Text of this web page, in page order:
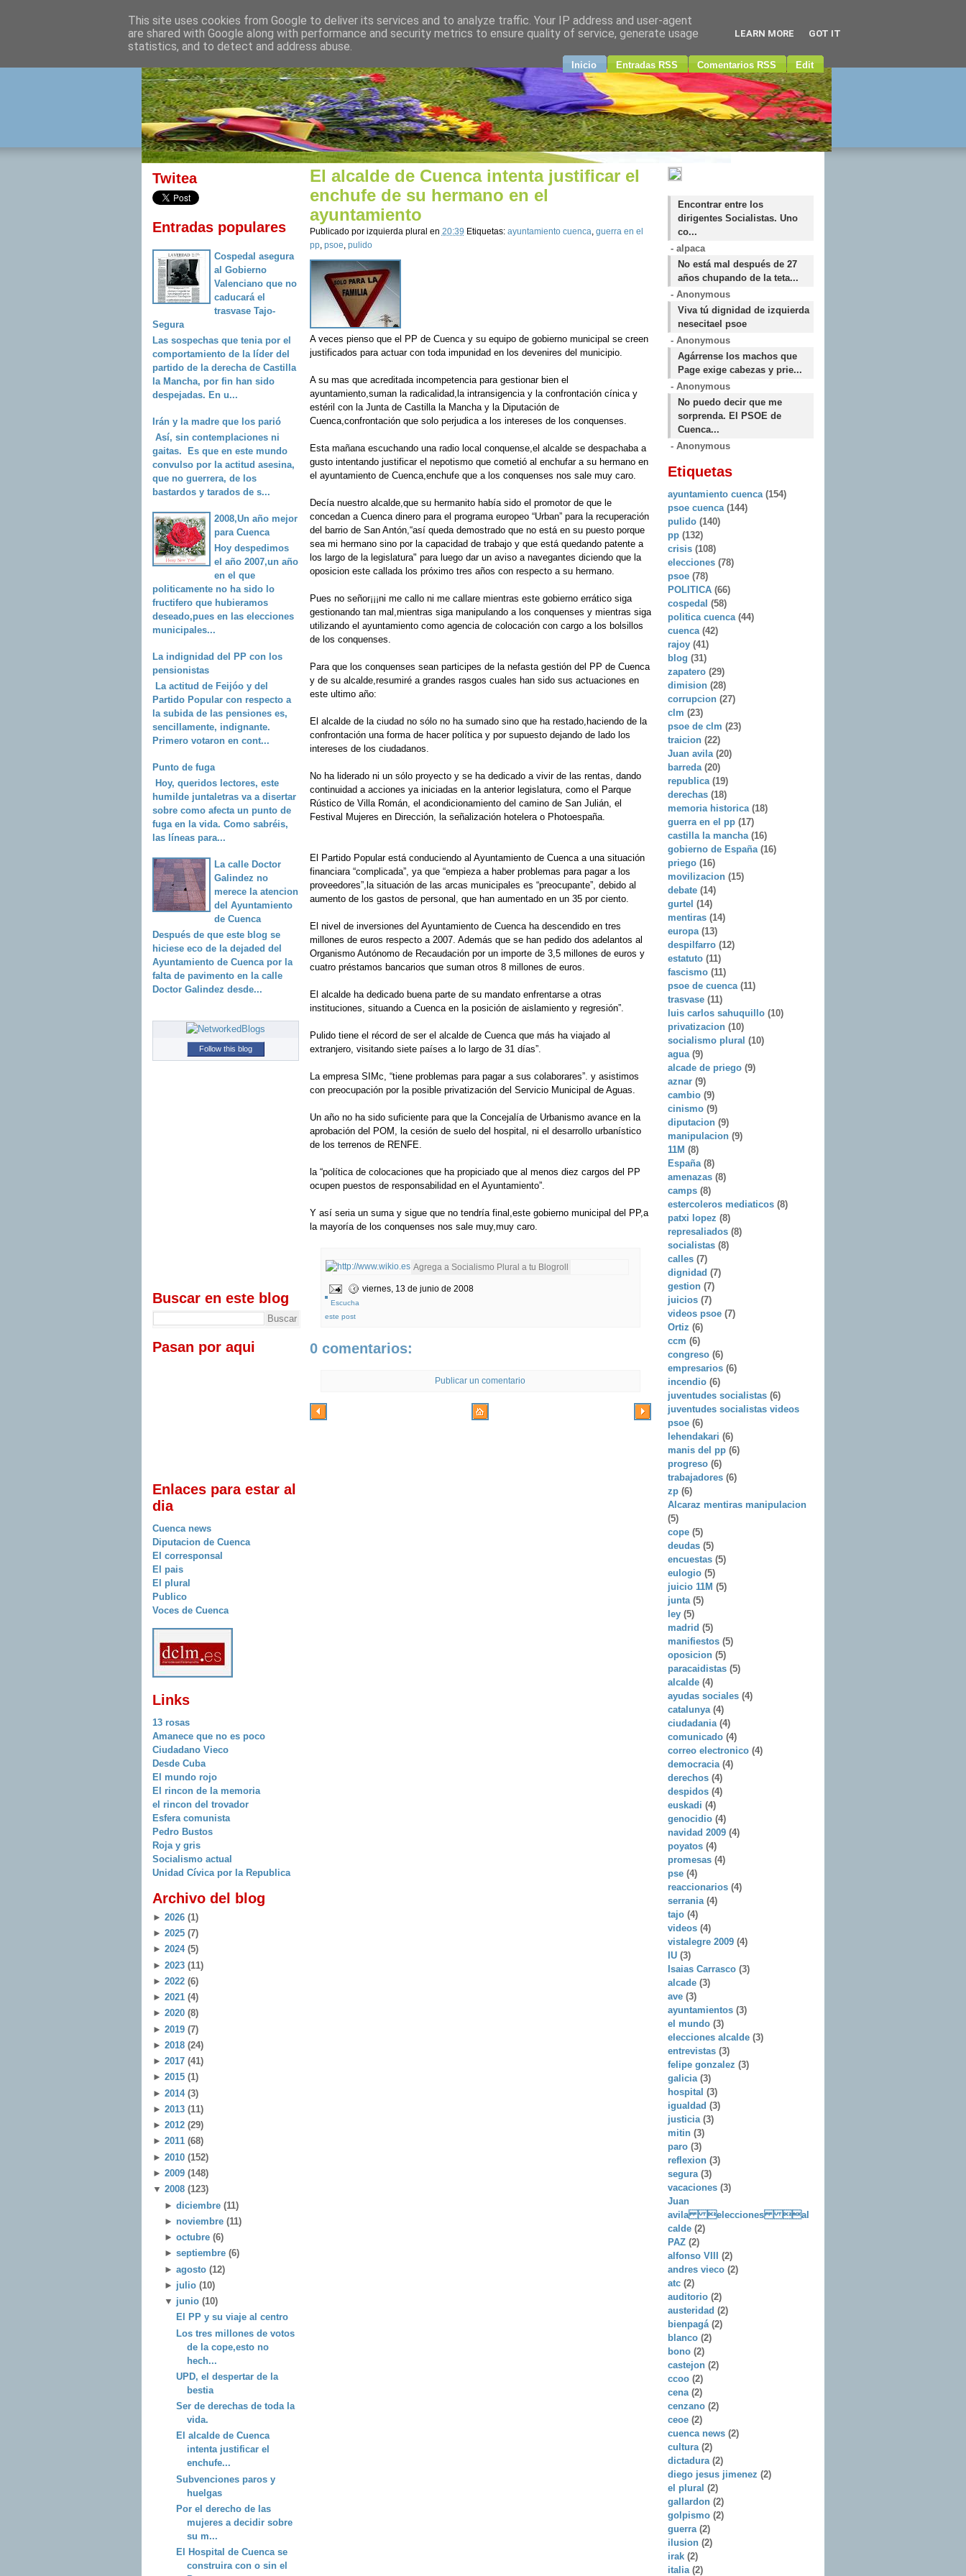
izquierda plural
Inicio Entradas RSS Comentarios RSS Edit
Twitea
Entradas populares
Cospedal asegura
al Gobierno
Valenciano que no
caducará el
trasvase Tajo-
Segura
Las sospechas que tenia por el
comportamiento de la líder del
partido de la derecha de Castilla
la Mancha, por fin han sido
despejadas. En u...
Irán y la madre que los parió
Así, sin contemplaciones ni
gaitas. Es que en este mundo
convulso por la actitud asesina,
que no guerrera, de los
bastardos y tarados de s...
2008,Un año mejor
para Cuenca
Hoy despedimos
el año 2007,un año
en el que
politicamente no ha sido lo
fructifero que hubieramos
deseado,pues en las elecciones
municipales...
La indignidad del PP con los
pensionistas
La actitud de Feijóo y del
Partido Popular con respecto a
la subida de las pensiones es,
sencillamente, indignante.
Primero votaron en cont...
Punto de fuga
Hoy, queridos lectores, este
humilde juntaletras va a disertar
sobre como afecta un punto de
fuga en la vida. Como sabréis,
las líneas para...
La calle Doctor
Galindez no
merece la atencion
del Ayuntamiento
de Cuenca
Después de que este blog se
hiciese eco de la dejaded del
Ayuntamiento de Cuenca por la
falta de pavimento en la calle
Doctor Galindez desde...
Follow this blog
Buscar en este blog
Pasan por aqui
Enlaces para estar al
dia
Cuenca news
Diputacion de Cuenca
El corresponsal
El pais
El plural
Publico
Voces de Cuenca
Links
13 rosas
Amanece que no es poco
Ciudadano Vieco
Desde Cuba
El mundo rojo
El rincon de la memoria
el rincon del trovador
Esfera comunista
Pedro Bustos
Roja y gris
Socialismo actual
Unidad Cívica por la Republica
Archivo del blog
► 2026 (1)
► 2025 (7)
► 2024 (5)
► 2023 (11)
► 2022 (6)
► 2021 (4)
► 2020 (8)
► 2019 (7)
► 2018 (24)
► 2017 (41)
► 2015 (1)
► 2014 (3)
► 2013 (11)
► 2012 (29)
► 2011 (68)
► 2010 (152)
► 2009 (148)
▼ 2008 (123)
► diciembre (11)
► noviembre (11)
► octubre (6)
► septiembre (6)
► agosto (12)
► julio (10)
▼ junio (10)
El PP y su viaje al centro
Los tres millones de votos
de la cope,esto no
hech...
UPD, el despertar de la
bestia
Ser de derechas de toda la
vida.
El alcalde de Cuenca
intenta justificar el
enchufe...
Subvenciones paros y
huelgas
Por el derecho de las
mujeres a decidir sobre
su m...
El Hospital de Cuenca se
construira con o sin el
El alcalde de Cuenca intenta justificar el
enchufe de su hermano en el
ayuntamiento
Publicado por izquierda plural en 20:39 Etiquetas: ayuntamiento cuenca, guerra en el
pp, psoe, pulido
A veces pienso que el PP de Cuenca y su equipo de gobierno municipal se creen
justificados para actuar con toda impunidad en los devenires del municipio.
A su mas que acreditada incompetencia para gestionar bien el
ayuntamiento,suman la radicalidad,la intransigencia y la confrontación cínica y
estéril con la Junta de Castilla la Mancha y la Diputación de
Cuenca,confrontación que solo perjudica a los intereses de los conquenses.
Esta mañana escuchando una radio local conquense,el alcalde se despachaba a
gusto intentando justificar el nepotismo que cometió al enchufar a su hermano en
el ayuntamiento de Cuenca,enchufe que a los conquenses nos sale muy caro.
Decía nuestro alcalde,que su hermanito había sido el promotor de que le
concedan a Cuenca dinero para el programa europeo “Urban” para la recuperación
del barrio de San Antón,“así queda demostrado que no está en su puesto porque
sea mi hermano sino por la capacidad de trabajo y que está quedando patente a
los largo de la legislatura" para luego dar un aviso a navegantes diciendo que la
oposicion este callada los próximo tres años con respecto a su hermano.
Pues no señor¡¡¡ni me callo ni me callare mientras este gobierno errático siga
gestionando tan mal,mientras siga manipulando a los conquenses y mientras siga
utilizando el ayuntamiento como agencia de colocación con cargo a los bolsillos
de los conquenses.
Para que los conquenses sean participes de la nefasta gestión del PP de Cuenca
y de su alcalde,resumiré a grandes rasgos cuales han sido sus actuaciones en
este ultimo año:
El alcalde de la ciudad no sólo no ha sumado sino que ha restado,haciendo de la
confrontación una forma de hacer política y por supuesto dejando de lado los
intereses de los ciudadanos.
No ha liderado ni un sólo proyecto y se ha dedicado a vivir de las rentas, dando
continuidad a acciones ya iniciadas en la anterior legislatura, como el Parque
Rústico de Villa Román, el acondicionamiento del camino de San Julián, el
Festival Mujeres en Dirección, la señalización hotelera o Photoespaña.
El Partido Popular está conduciendo al Ayuntamiento de Cuenca a una situación
financiara “complicada”, ya que “empieza a haber problemas para pagar a los
proveedores”,la situación de las arcas municipales es “preocupante”, debido al
aumento de los gastos de personal, que han aumentado en un 35 por ciento.
El nivel de inversiones del Ayuntamiento de Cuenca ha descendido en tres
millones de euros respecto a 2007. Además que se han pedido dos adelantos al
Organismo Autónomo de Recaudación por un importe de 3,5 millones de euros y
cuatro préstamos bancarios que suman otros 8 millones de euros.
El alcalde ha dedicado buena parte de su mandato enfrentarse a otras
instituciones, situando a Cuenca en la posición de aislamiento y regresión”.
Pulido tiene el récord de ser el alcalde de Cuenca que más ha viajado al
extranjero, visitando siete países a lo largo de 31 días”.
La empresa SIMc, “tiene problemas para pagar a sus colaborares”. y asistimos
con preocupación por la posible privatización del Servicio Municipal de Aguas.
Un año no ha sido suficiente para que la Concejalía de Urbanismo avance en la
aprobación del POM, la cesión de suelo del hospital, ni el desarrollo urbanístico
de los terrenos de RENFE.
la “política de colocaciones que ha propiciado que al menos diez cargos del PP
ocupen puestos de responsabilidad en el Ayuntamiento”.
Y así seria un suma y sigue que no tendría final,este gobierno municipal del PP,a
la mayoría de los conquenses nos sale muy,muy caro.
viernes, 13 de junio de 2008
Escucha
este post
0 comentarios:
Publicar un comentario
Encontrar entre los
dirigentes Socialistas. Uno
co...
- alpaca
No está mal después de 27
años chupando de la teta...
- Anonymous
Viva tú dignidad de izquierda
nesecitael psoe
- Anonymous
Agárrense los machos que
Page exige cabezas y prie...
- Anonymous
No puedo decir que me
sorprenda. El PSOE de
Cuenca...
- Anonymous
Etiquetas
ayuntamiento cuenca (154)
psoe cuenca (144)
pulido (140)
pp (132)
crisis (108)
elecciones (78)
psoe (78)
POLITICA (66)
cospedal (58)
politica cuenca (44)
cuenca (42)
rajoy (41)
blog (31)
zapatero (29)
dimision (28)
corrupcion (27)
clm (23)
psoe de clm (23)
traicion (22)
Juan avila (20)
barreda (20)
republica (19)
derechas (18)
memoria historica (18)
guerra en el pp (17)
castilla la mancha (16)
gobierno de España (16)
priego (16)
movilizacion (15)
debate (14)
gurtel (14)
mentiras (14)
europa (13)
despilfarro (12)
estatuto (11)
fascismo (11)
psoe de cuenca (11)
trasvase (11)
luis carlos sahuquillo (10)
privatizacion (10)
socialismo plural (10)
agua (9)
alcade de priego (9)
aznar (9)
cambio (9)
cinismo (9)
diputacion (9)
manipulacion (9)
11M (8)
España (8)
amenazas (8)
camps (8)
estercoleros mediaticos (8)
patxi lopez (8)
represaliados (8)
socialistas (8)
calles (7)
dignidad (7)
gestion (7)
juicios (7)
videos psoe (7)
Ortiz (6)
ccm (6)
congreso (6)
empresarios (6)
incendio (6)
juventudes socialistas (6)
juventudes socialistas videos
psoe (6)
lehendakari (6)
manis del pp (6)
progreso (6)
trabajadores (6)
zp (6)
Alcaraz mentiras manipulacion
(5)
cope (5)
deudas (5)
encuestas (5)
eulogio (5)
juicio 11M (5)
junta (5)
ley (5)
madrid (5)
manifiestos (5)
oposicion (5)
paracaidistas (5)
alcalde (4)
ayudas sociales (4)
catalunya (4)
ciudadania (4)
comunicado (4)
correo electronico (4)
democracia (4)
derechos (4)
despidos (4)
euskadi (4)
genocidio (4)
navidad 2009 (4)
poyatos (4)
promesas (4)
pse (4)
reaccionarios (4)
serrania (4)
tajo (4)
videos (4)
vistalegre 2009 (4)
IU (3)
Isaias Carrasco (3)
alcade (3)
ave (3)
ayuntamientos (3)
el mundo (3)
elecciones alcalde (3)
entrevistas (3)
felipe gonzalez (3)
galicia (3)
hospital (3)
igualdad (3)
justicia (3)
mitin (3)
paro (3)
reflexion (3)
segura (3)
vacaciones (3)
Juan
avila elecciones al
calde (2)
PAZ (2)
alfonso VIII (2)
andres vieco (2)
atc (2)
auditorio (2)
austeridad (2)
bienpagá (2)
blanco (2)
bono (2)
castejon (2)
ccoo (2)
cena (2)
cenzano (2)
ceoe (2)
cuenca news (2)
cultura (2)
dictadura (2)
diego jesus jimenez (2)
el plural (2)
gallardon (2)
golpismo (2)
guerra (2)
ilusion (2)
irak (2)
italia (2)
This site uses cookies from Google to deliver its services and to analyze traffic. Your IP address and user-agent
are shared with Google along with performance and security metrics to ensure quality of service, generate usage
statistics, and to detect and address abuse.
LEARN MORE GOT IT